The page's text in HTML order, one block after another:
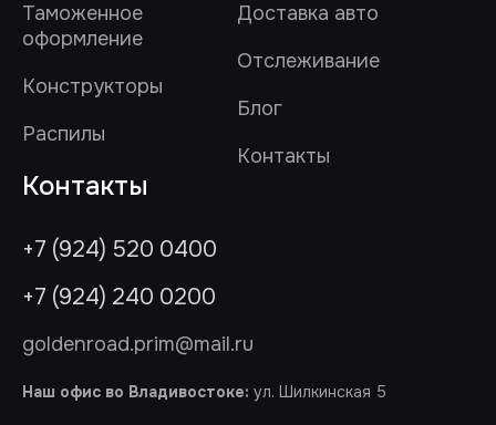
Таможенное
оформление
Конструкторы
Распилы
Доставка авто
Отслеживание
Блог
Контакты
Контакты
+7 (924) 520 0400
+7 (924) 240 0200
goldenroad.prim@mail.ru
Наш офис во Владивостоке: ул. Шилкинская 5